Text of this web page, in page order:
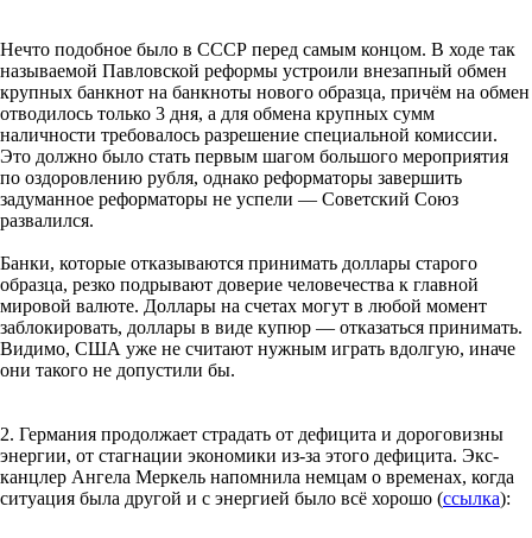
Нечто подобное было в СССР перед самым концом. В ходе так
называемой Павловской реформы устроили внезапный обмен
крупных банкнот на банкноты нового образца, причём на обмен
отводилось только 3 дня, а для обмена крупных сумм
наличности требовалось разрешение специальной комиссии.
Это должно было стать первым шагом большого мероприятия
по оздоровлению рубля, однако реформаторы завершить
задуманное реформаторы не успели — Советский Союз
развалился.
Банки, которые отказываются принимать доллары старого
образца, резко подрывают доверие человечества к главной
мировой валюте. Доллары на счетах могут в любой момент
заблокировать, доллары в виде купюр — отказаться принимать.
Видимо, США уже не считают нужным играть вдолгую, иначе
они такого не допустили бы.
2. Германия продолжает страдать от дефицита и дороговизны
энергии, от стагнации экономики из-за этого дефицита. Экс-
канцлер Ангела Меркель напомнила немцам о временах, когда
ситуация была другой и с энергией было всё хорошо (ссылка):